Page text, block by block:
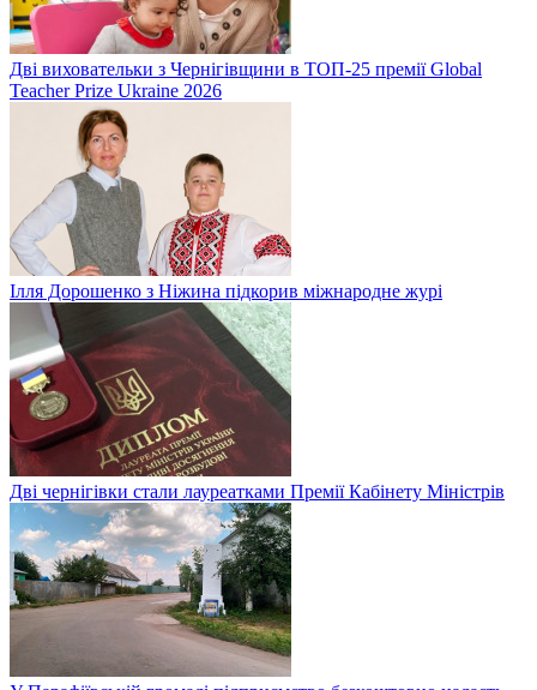
Дві виховательки з Чернігівщини в ТОП-25 премії Global
Teacher Prize Ukraine 2026
Ілля Дорошенко з Ніжина підкорив міжнародне журі
Дві чернігівки стали лауреатками Премії Кабінету Міністрів